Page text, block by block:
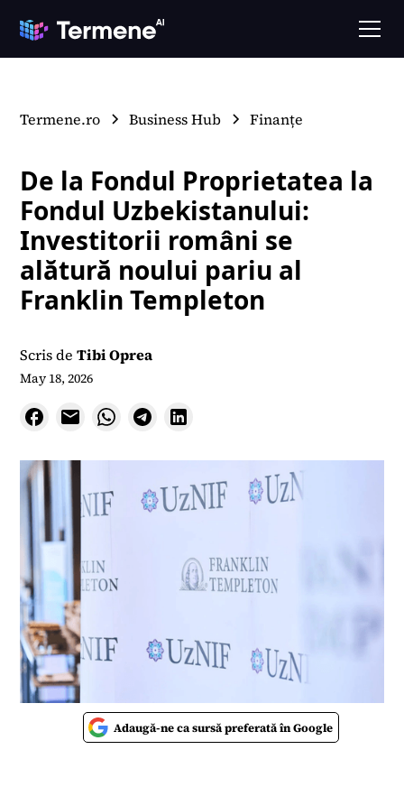
Termene.ro Business Hub Finanțe
De la Fondul Proprietatea la
Fondul Uzbekistanului:
Investitorii români se
alătură noului pariu al
Franklin Templeton
Scris de Tibi Oprea
May 18, 2026
Adaugă-ne ca sursă preferată în Google